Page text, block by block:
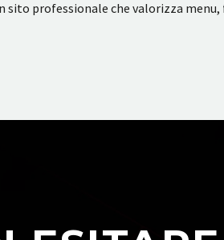
professionale che valorizza